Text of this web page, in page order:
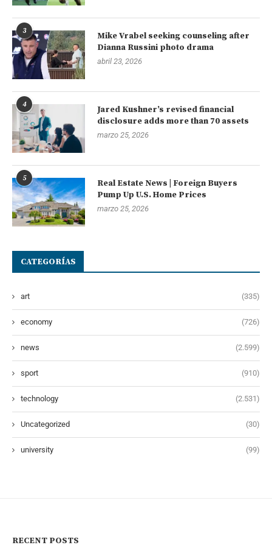
3
Mike Vrabel seeking counseling after
Dianna Russini photo drama
abril 23, 2026
4
Jared Kushner’s revised financial
disclosure adds more than 70 assets
marzo 25, 2026
5
Real Estate News | Foreign Buyers
Pump Up U.S. Home Prices
marzo 25, 2026
CATEGORÍAS
art (335)
economy (726)
news (2.599)
sport (910)
technology (2.531)
Uncategorized (30)
university (99)
RECENT POSTS